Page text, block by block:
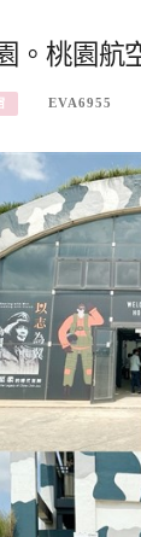
。桃園航
EVA6955